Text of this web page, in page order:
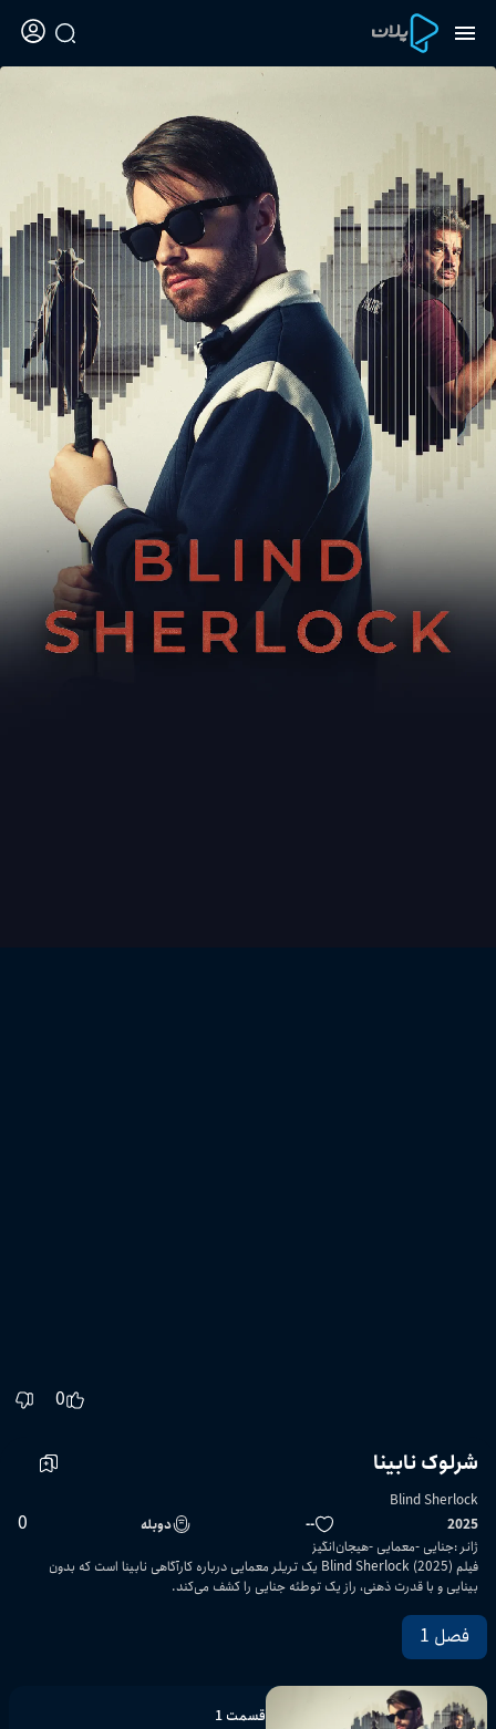
0
شرلوک نابینا
Blind Sherlock
2025
-- دوبله 0
ژانر:جنایی معمایی هیجان‌انگیز
فیلم Blind Sherlock (2025) یک تریلر معمایی درباره کارآگاهی نابینا است که بدون
بینایی و با قدرت ذهنی، راز یک توطئه جنایی را کشف می‌کند.
فصل 1
قسمت 1